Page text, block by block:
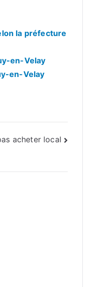
la préfecture
en-Velay
en-Velay
acheter local